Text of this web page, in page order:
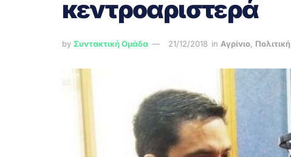
κεντροαριστερά
by Συντακτική Ομάδα 21/12/2018 in Αγρίνιο, Πολιτική